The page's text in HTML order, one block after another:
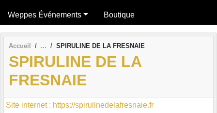
Weppes Événements Boutique
Accueil SPIRULINE DE LA FRESNAIE
SPIRULINE DE LA
FRESNAIE
Site internet : https://spirulinedelafresnaie.fr